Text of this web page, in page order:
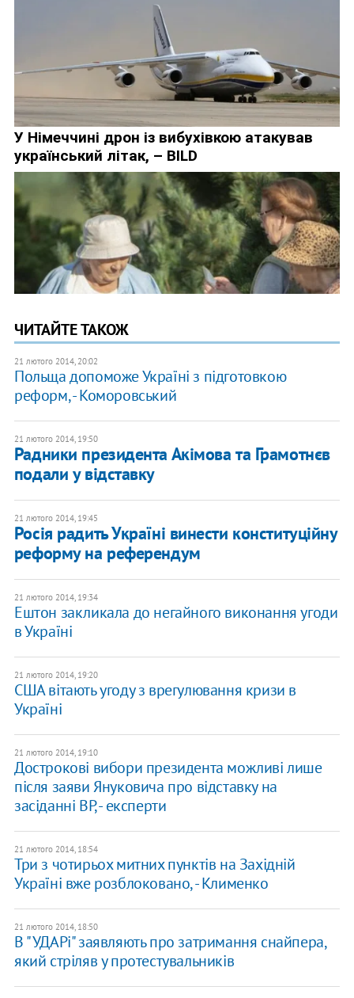
ЧИТАЙТЕ ТАКОЖ
21 лютого 2014, 20:02
Польща допоможе Україні з підготовкою
реформ, - Коморовський
21 лютого 2014, 19:50
Радники президента Акімова та Грамотнєв
подали у відставку
21 лютого 2014, 19:45
Росія радить Україні винести конституційну
реформу на референдум
21 лютого 2014, 19:34
Ештон закликала до негайного виконання угоди
в Україні
21 лютого 2014, 19:20
США вітають угоду з врегулювання кризи в
Україні
21 лютого 2014, 19:10
Дострокові вибори президента можливі лише
після заяви Януковича про відставку на
засіданні ВР, - експерти
21 лютого 2014, 18:54
Три з чотирьох митних пунктів на Західній
Україні вже розблоковано, - Клименко
21 лютого 2014, 18:50
В "УДАРі" заявляють про затримання снайпера,
який стріляв у протестувальників